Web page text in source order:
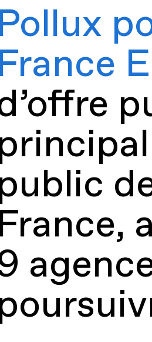
Pollux
France
France,